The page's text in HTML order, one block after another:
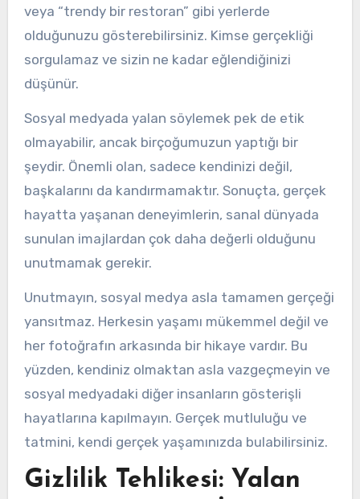
veya “trendy bir restoran” gibi yerlerde
olduğunuzu gösterebilirsiniz. Kimse gerçekliği
sorgulamaz ve sizin ne kadar eğlendiğinizi
düşünür.
Sosyal medyada yalan söylemek pek de etik
olmayabilir, ancak birçoğumuzun yaptığı bir
şeydir. Önemli olan, sadece kendinizi değil,
başkalarını da kandırmamaktır. Sonuçta, gerçek
hayatta yaşanan deneyimlerin, sanal dünyada
sunulan imajlardan çok daha değerli olduğunu
unutmamak gerekir.
Unutmayın, sosyal medya asla tamamen gerçeği
yansıtmaz. Herkesin yaşamı mükemmel değil ve
her fotoğrafın arkasında bir hikaye vardır. Bu
yüzden, kendiniz olmaktan asla vazgeçmeyin ve
sosyal medyadaki diğer insanların gösterişli
hayatlarına kapılmayın. Gerçek mutluluğu ve
tatmini, kendi gerçek yaşamınızda bulabilirsiniz.
Gizlilik Tehlikesi: Yalan